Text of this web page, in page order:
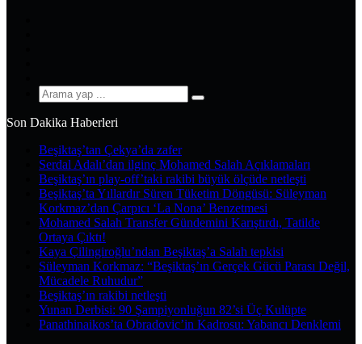
Arama
Son Dakika Haberleri
Beşiktaş’tan Çekya’da zafer
Serdal Adalı’dan ilginç Mohamed Salah Açıklamaları
Beşiktaş’ın play-off’taki rakibi büyük ölçüde netleşti
Beşiktaş’ta Yıllardır Süren Tüketim Döngüsü: Süleyman
Korkmaz’dan Çarpıcı ‘La Nona’ Benzetmesi
Mohamed Salah Transfer Gündemini Karıştırdı, Tatilde
Ortaya Çıktı!
Kaya Çilingiroğlu’ndan Beşiktaş’a Salah tepkisi
Süleyman Korkmaz: “Beşiktaş’ın Gerçek Gücü Parası Değil,
Mücadele Ruhudur”
Beşiktaş’ın rakibi netleşti
Yunan Derbisi: 90 Şampiyonluğun 82’si Üç Kulüpte
Panathinaikos’ta Obradovic’in Kadrosu: Yabancı Denklemi